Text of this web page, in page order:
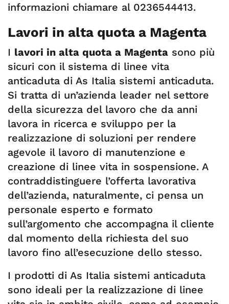
informazioni chiamare al 0236544413.
Lavori in alta quota a Magenta
I lavori in alta quota a Magenta sono più
sicuri con il sistema di linee vita
anticaduta di As Italia sistemi anticaduta.
Si tratta di un’azienda leader nel settore
della sicurezza del lavoro che da anni
lavora in ricerca e sviluppo per la
realizzazione di soluzioni per rendere
agevole il lavoro di manutenzione e
creazione di linee vita in sospensione. A
contraddistinguere l’offerta lavorativa
dell’azienda, naturalmente, ci pensa un
personale esperto e formato
sull’argomento che accompagna il cliente
dal momento della richiesta del suo
lavoro fino all’esecuzione dello stesso.
I prodotti di As Italia sistemi anticaduta
sono ideali per la realizzazione di linee